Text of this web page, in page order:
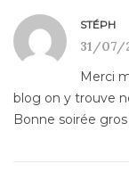
STÉPH
31/07/
Merci
blog on y trouve
Bonne soirée